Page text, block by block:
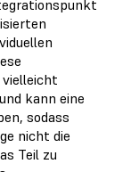
kann eine
sodass
nicht die
Teil zu